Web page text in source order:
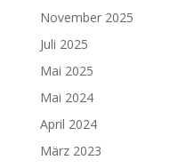
November 2025
Juli 2025
Mai 2025
Mai 2024
April 2024
März 2023